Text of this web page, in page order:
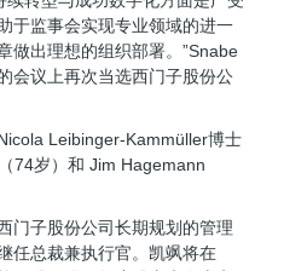
于监事会实现专业领域的进一
做出理想的组织部署。”Snabe
会议上再次当选西门子股份公
Leibinger-Kammüller博士
74岁）和 Jim Hagemann
门子股份公司长期规划的管理
任总裁兼执行官。凯飒将在